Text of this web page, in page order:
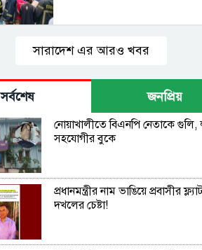
সারাদেশ এর আরও খবর
সর্বশেষ জনপ্রিয়
নোয়াখালীতে বিএনপি নেতাকে
সহযোগীর বুকে
প্রধানমন্ত্রীর নাম ভাঙিয়ে প্রবাসীর
দখলের চেষ্টা!